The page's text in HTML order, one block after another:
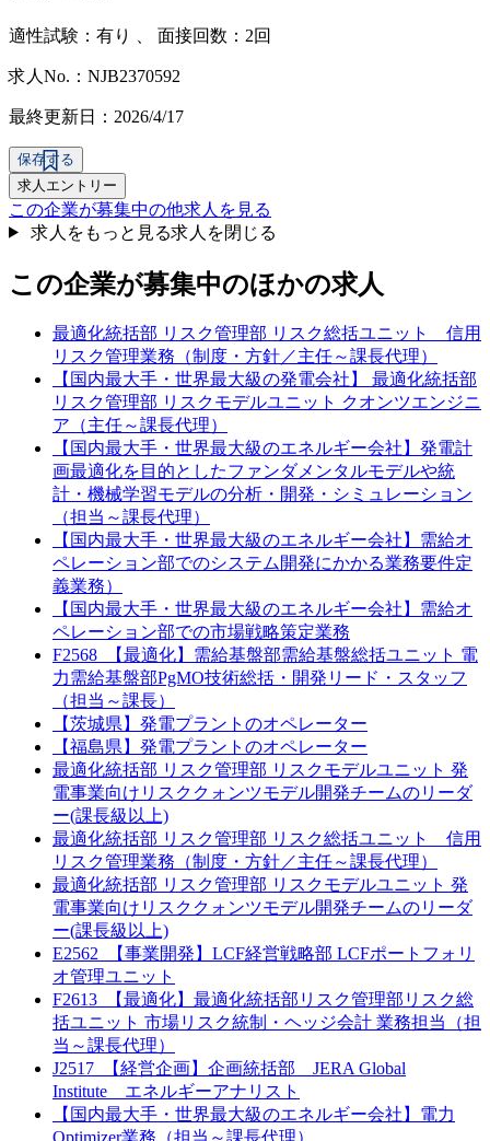
適性試験： 有り 面接回数：2回
求人No.：NJB2370592
最終更新日：2026/4/17
保存する
求人エントリー
この企業が募集中の他求人を見る
求人をもっと見る求人を閉じる
この企業が募集中のほかの求人
最適化統括部 リスク管理部 リスク総括ユニット 信用
リスク管理業務（制度・方針／主任～課長代理）
【国内最大手・世界最大級の発電会社】 最適化統括部
リスク管理部 リスクモデルユニット クオンツエンジニ
ア（主任～課長代理）
【国内最大手・世界最大級のエネルギー会社】発電計
画最適化を目的としたファンダメンタルモデルや統
計・機械学習モデルの分析・開発・シミュレーション
（担当～課長代理）
【国内最大手・世界最大級のエネルギー会社】需給オ
ペレーション部でのシステム開発にかかる業務要件定
義業務）
【国内最大手・世界最大級のエネルギー会社】需給オ
ペレーション部での市場戦略策定業務
F2568_【最適化】需給基盤部需給基盤総括ユニット 電
力需給基盤部PgMO技術総括・開発リード・スタッフ
（担当～課長）
【茨城県】発電プラントのオペレーター
【福島県】発電プラントのオペレーター
最適化統括部 リスク管理部 リスクモデルユニット 発
電事業向けリスククォンツモデル開発チームのリーダ
ー(課長級以上)
最適化統括部 リスク管理部 リスク総括ユニット 信用
リスク管理業務（制度・方針／主任～課長代理）
最適化統括部 リスク管理部 リスクモデルユニット 発
電事業向けリスククォンツモデル開発チームのリーダ
ー(課長級以上)
E2562_【事業開発】LCF経営戦略部 LCFポートフォリ
オ管理ユニット
F2613_【最適化】最適化統括部リスク管理部リスク総
括ユニット 市場リスク統制・ヘッジ会計 業務担当（担
当～課長代理）
J2517_【経営企画】企画統括部 JERA Global
Institute エネルギーアナリスト
【国内最大手・世界最大級のエネルギー会社】電力